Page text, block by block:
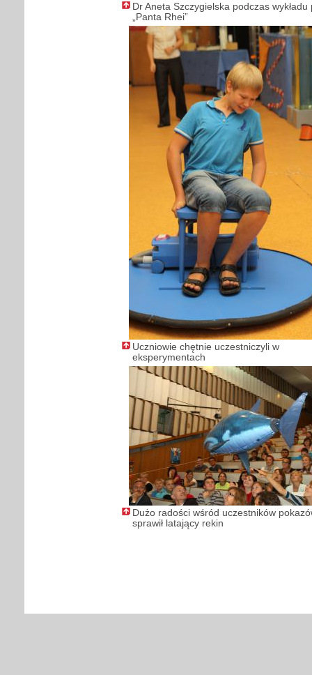
Dr Aneta Szczygielska podczas wykładu
„Panta Rhei”
Uczniowie chętnie uczestniczyli w
eksperymentach
Dużo radości wśród uczestników
sprawił latający rekin